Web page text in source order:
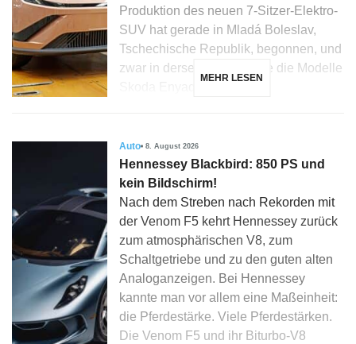
Produktion des neuen 7-Sitzer-Elektro-
SUV hat gerade in Mladá Boleslav,
Tschechische Republik, begonnen, und
zwar in derselben Linie wie die Modelle
MEHR LESEN
Auto 8. August 2026
Hennessey Blackbird: 850 PS und
kein Bildschirm!
Nach dem Streben nach Rekorden mit
der Venom F5 kehrt Hennessey zurück
zum atmosphärischen V8, zum
Schaltgetriebe und zu den guten alten
Analoganzeigen. Bei Hennessey
kannte man vor allem eine Maßeinheit:
die Pferdestärke. Viele Pferdestärken.
Die Venom F5 und ihr Biturbo-V8